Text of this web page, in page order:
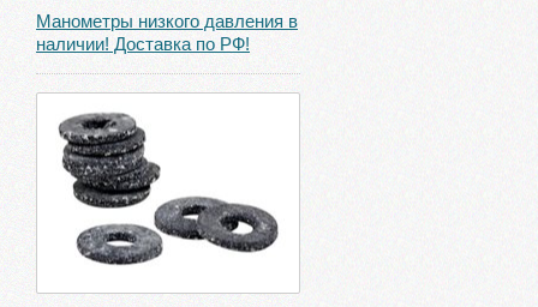
Манометры низкого давления в
наличии! Доставка по РФ!